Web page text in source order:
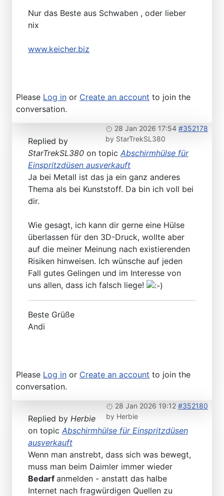
Nur das Beste aus Schwaben , oder lieber
nix
www.keicher.biz
Please Log in or Create an account to join the
conversation.
28 Jan 2026 17:54 #352178
by StarTrekSL380
Replied by
StarTrekSL380 on topic Abschirmhülse für
Einspritzdüsen ausverkauft
Ja bei Metall ist das ja ein ganz anderes
Thema als bei Kunststoff. Da bin ich voll bei
dir.
Wie gesagt, ich kann dir gerne eine Hülse
überlassen für den 3D-Druck, wollte aber
auf die meiner Meinung nach existierenden
Risiken hinweisen. Ich wünsche auf jeden
Fall gutes Gelingen und im Interesse von
uns allen, dass ich falsch liege!
Beste Grüße
Andi
Please Log in or Create an account to join the
conversation.
28 Jan 2026 19:12 #352180
by Herbie
Replied by Herbie
on topic Abschirmhülse für Einspritzdüsen
ausverkauft
Wenn man anstrebt, dass sich was bewegt,
muss man beim Daimler immer wieder
Bedarf anmelden - anstatt das halbe
Internet nach fragwürdigen Quellen zu